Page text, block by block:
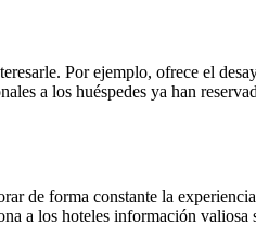
Por ejemplo, ofrece el
a los huéspedes ya han
de forma constante la
a los hoteles información